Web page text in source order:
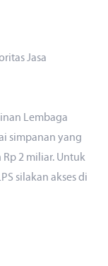
Jasa
Lembaga
simpanan yang
2 miliar. Untuk
silakan aksesdi